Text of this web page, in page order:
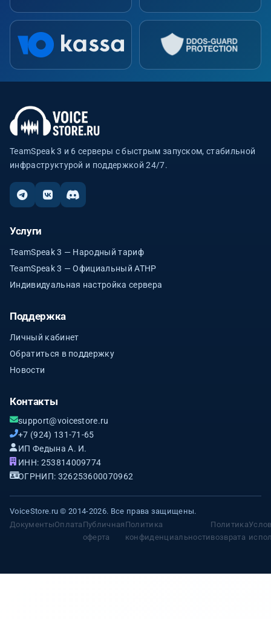
TeamSpeak 3 и 6 серверы с быстрым запуском, стабильной
инфраструктурой и поддержкой 24/7.
Услуги
TeamSpeak 3 — Народный тариф
TeamSpeak 3 — Официальный ATHP
Индивидуальная настройка сервера
Поддержка
Личный кабинет
Обратиться в поддержку
Новости
Контакты
support@voicestore.ru
+7 (924) 131-71-65
ИП Федына А. И.
ИНН: 253814009774
ОГРНИП: 326253600070962
VoiceStore.ru © 2014-2026. Все права защищены.
ДокументыОплата Публичная
оферта
Политика
конфиденциальности
Политика
возврата